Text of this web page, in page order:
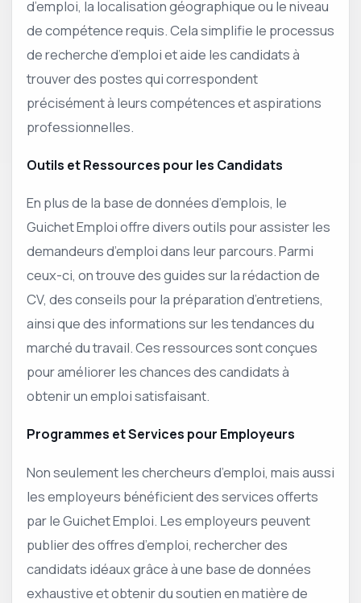
d’emploi, la localisation géographique ou le niveau
de compétence requis. Cela simplifie le processus
de recherche d’emploi et aide les candidats à
trouver des postes qui correspondent
précisément à leurs compétences et aspirations
professionnelles.
Outils et Ressources pour les Candidats
En plus de la base de données d’emplois, le
Guichet Emploi offre divers outils pour assister les
demandeurs d’emploi dans leur parcours. Parmi
ceux-ci, on trouve des guides sur la rédaction de
CV, des conseils pour la préparation d’entretiens,
ainsi que des informations sur les tendances du
marché du travail. Ces ressources sont conçues
pour améliorer les chances des candidats à
obtenir un emploi satisfaisant.
Programmes et Services pour Employeurs
Non seulement les chercheurs d’emploi, mais aussi
les employeurs bénéficient des services offerts
par le Guichet Emploi. Les employeurs peuvent
publier des offres d’emploi, rechercher des
candidats idéaux grâce à une base de données
exhaustive et obtenir du soutien en matière de